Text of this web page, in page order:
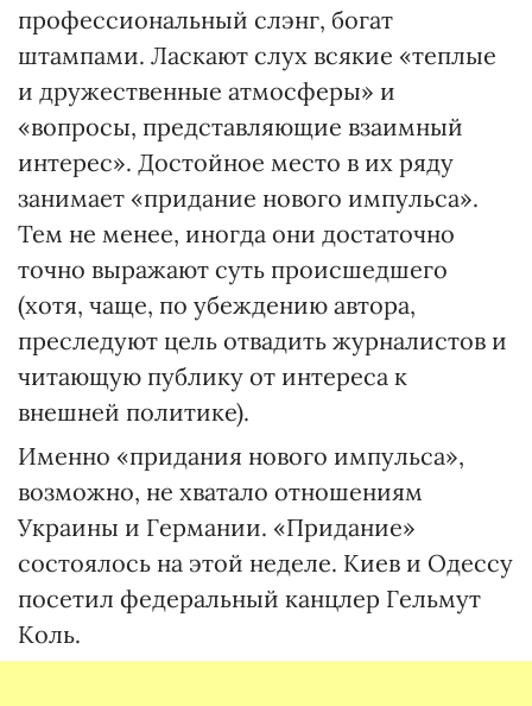
профессиональный слэнг, богат
штампами. Ласкают слух всякие «теплые
и дружественные атмосферы» и
«вопросы, представляющие взаимный
интерес». Достойное место в их ряду
занимает «придание нового импульса».
Тем не менее, иногда они достаточно
точно выражают суть происшедшего
(хотя, чаще, по убеждению автора,
преследуют цель отвадить журналистов и
читающую публику от интереса к
внешней политике).
Именно «придания нового импульса»,
возможно, не хватало отношениям
Украины и Германии. «Придание»
состоялось на этой неделе. Киев и Одессу
посетил федеральный канцлер Гельмут
Коль.